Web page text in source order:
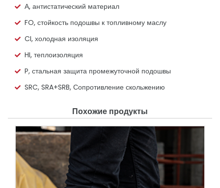
А, антистатический материал
FO, стойкость подошвы к топливному маслу
CI, холодная изоляция
HI, теплоизоляция
P, стальная защита промежуточной подошвы
SRC, SRA+SRB, Сопротивление скольжению
Похожие продукты